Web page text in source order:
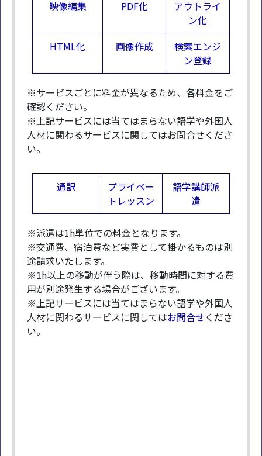
映像編集 PDF化
アウトライ
ン化
HTML化
画像作成
検索エンジ
ン登録
※サービスごとに料金が異なるため、各料金をご
確認ください。
※上記サービスには当てはまらない語学や外国人
人材に関わるサービスに関してはお問合せくださ
い。
通訳
プライベー
トレッスン
語学講師派
遣
※派遣は1h単位での料金となります。
※交通費、宿泊費など実費として掛かるものは別
途請求いたします。
※1h以上の移動が伴う際は、移動時間に対する費
用が別途発生する場合がございます。
※上記サービスには当てはまらない語学や外国人
人材に関わるサービスに関してはお問合せくださ
い。